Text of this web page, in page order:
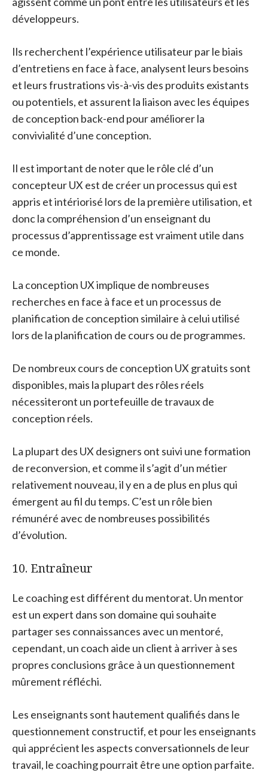
développeurs.
Ils recherchent l’expérience utilisateur par le biais
d’entretiens en face à face, analysent leurs besoins
et leurs frustrations vis-à-vis des produits existants
ou potentiels, et assurent la liaison avec les équipes
de conception back-end pour améliorer la
convivialité d’une conception.
Il est important de noter que le rôle clé d’un
concepteur UX est de créer un processus qui est
appris et intériorisé lors de la première utilisation, et
donc la compréhension d’un enseignant du
processus d’apprentissage est vraiment utile dans
ce monde.
La conception UX implique de nombreuses
recherches en face à face et un processus de
planification de conception similaire à celui utilisé
lors de la planification de cours ou de programmes.
De nombreux cours de conception UX gratuits sont
disponibles, mais la plupart des rôles réels
nécessiteront un portefeuille de travaux de
conception réels.
La plupart des UX designers ont suivi une formation
de reconversion, et comme il s’agit d’un métier
relativement nouveau, il y en a de plus en plus qui
émergent au fil du temps. C’est un rôle bien
rémunéré avec de nombreuses possibilités
d’évolution.
10. Entraîneur
Le coaching est différent du mentorat. Un mentor
est un expert dans son domaine qui souhaite
partager ses connaissances avec un mentoré,
cependant, un coach aide un client à arriver à ses
propres conclusions grâce à un questionnement
mûrement réfléchi.
Les enseignants sont hautement qualifiés dans le
questionnement constructif, et pour les enseignants
qui apprécient les aspects conversationnels de leur
travail, le coaching pourrait être une option parfaite.